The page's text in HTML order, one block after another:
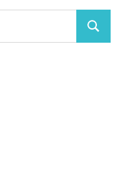
Suchen